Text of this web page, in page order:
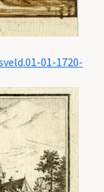
01-1720-